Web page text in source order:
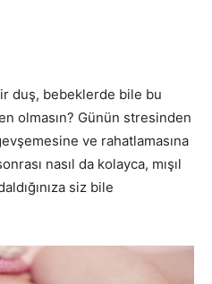
duş, bebeklerde bile bu
olmasın? Günün stresinden
ve rahatlamasına
nasıl da kolayca, mışıl
siz bile